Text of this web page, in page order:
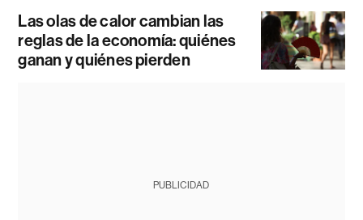
Las olas de calor cambian las
reglas de la economía: quiénes
ganan y quiénes pierden
PUBLICIDAD